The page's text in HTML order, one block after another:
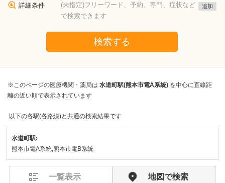
詳細条件
(未指定)フリーワード、予約、専門、症状など
で検索できます
追加
検索する
※このページの医療機関・薬局は 水道町駅(熊本市電A系統) を中心に直線距
離の近い順で表示されています
以下の各駅(各路線)と共通の検索結果です
水道町駅:
熊本市電A系統,熊本市電B系統
一覧表示 地図で検索